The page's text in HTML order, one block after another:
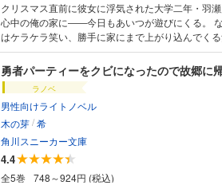
クリスマス直前に彼女に浮気された大学二年・羽
心中の俺の家に――今日もあいつが遊びにくる。
はケラケラ笑い、勝手に家にまで上がり込んでく
真由。 「私が慰めてあげましょうか？ って、凹(
いー！」 普段は、こんな具合に俺をもてあそぼう
た俺の生活を見かねてうまい飯を作ってくれて、
してくれて…… 「先輩に、もっと好きになってもら
のとき、俺にだけ見せるその顔は、ずるいだろ。 ★第4回カクヨムweb小
説コンテスト・ラブコメ部門《特別賞》受賞作!! キ
美少女の“素顔”がかわいい、ちょっぴり大人の青春ラブ
特別版】 書き下ろしショートストーリー「相手に
を収録！
ラノベ
男性向けライトノベル
木の芽/希
角川スニーカー文庫
4.4
全5巻
748～924円 (税込)